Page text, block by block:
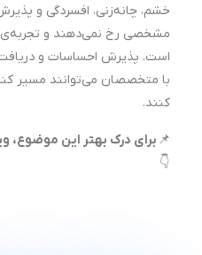
خشم، چانه‌زنی، افسردگی و
مشخصی رخ نمی‌دهند و تجربه‌ی
است. پذیرش احساسات و دریافت
با متخصصان می‌توانند مسیر
کنند.
📌 برای درک بهتر این موضوع،
👇